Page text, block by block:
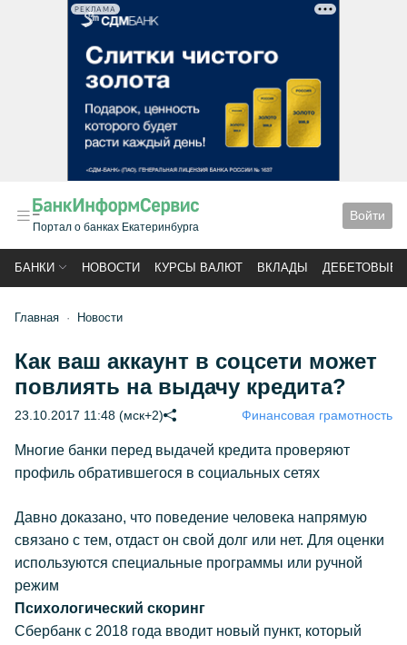
РЕКЛАМА
Портал о банках Екатеринбурга
Войти
БАНКИ НОВОСТИ КУРСЫ ВАЛЮТ ВКЛАДЫ ДЕБЕТОВЫЕ
Главная Новости
Как ваш аккаунт в соцсети может
повлиять на выдачу кредита?
23.10.2017 11:48 (мск+2) Финансовая грамотность
Многие банки перед выдачей кредита проверяют
профиль обратившегося в социальных сетях
Давно доказано, что поведение человека напрямую
связано с тем, отдаст он свой долг или нет. Для оценки
используются специальные программы или ручной
режим
Психологический скоринг
Сбербанк с 2018 года вводит новый пункт, который